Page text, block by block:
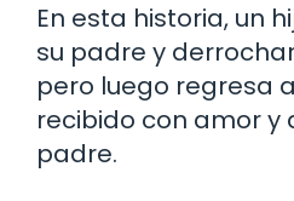
En esta historia, un
su padre y
pero luego regresa
recibido con amor y
padre.